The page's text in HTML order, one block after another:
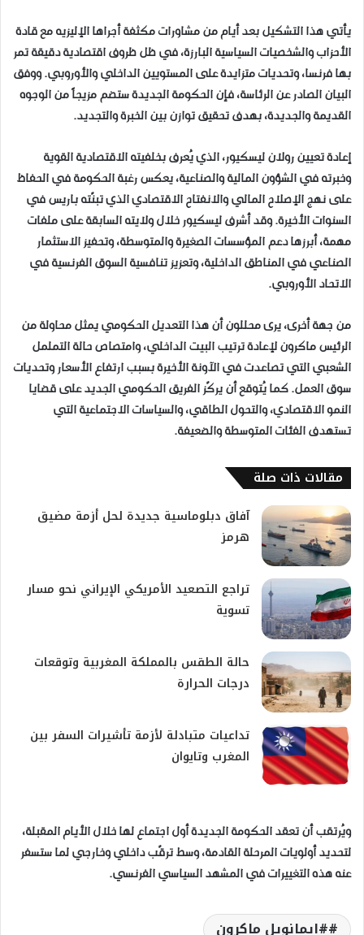
يأتي هذا التشكيل بعد أيام من مشاورات مكثفة أجراها الإليزيه مع قادة
الأحزاب والشخصيات السياسية البارزة، في ظل ظروف اقتصادية دقيقة تمر
بها فرنسا، وتحديات متزايدة على المستويين الداخلي والأوروبي. ووفق
البيان الصادر عن الرئاسة، فإن الحكومة الجديدة ستضم مزيجاً من الوجوه
القديمة والجديدة، بهدف تحقيق توازن بين الخبرة والتجديد.
إعادة تعيين رولان ليسكيور، الذي يُعرف بخلفيته الاقتصادية القوية
وخبرته في الشؤون المالية والصناعية، يعكس رغبة الحكومة في الحفاظ
على نهج الإصلاح المالي والانفتاح الاقتصادي الذي تبنّته باريس في
السنوات الأخيرة. وقد أشرف ليسكيور خلال ولايته السابقة على ملفات
مهمة، أبرزها دعم المؤسسات الصغيرة والمتوسطة، وتحفيز الاستثمار
الصناعي في المناطق الداخلية، وتعزيز تنافسية السوق الفرنسية في
الاتحاد الأوروبي.
من جهة أخرى، يرى محللون أن هذا التعديل الحكومي يمثل محاولة من
الرئيس ماكرون لإعادة ترتيب البيت الداخلي، وامتصاص حالة التململ
الشعبي التي تصاعدت في الآونة الأخيرة بسبب ارتفاع الأسعار وتحديات
سوق العمل. كما يُتوقع أن يركّز الفريق الحكومي الجديد على قضايا
النمو الاقتصادي، والتحول الطاقي، والسياسات الاجتماعية التي
تستهدف الفئات المتوسطة والضعيفة.
مقالات ذات صلة
آفاق دبلوماسية جديدة لحل أزمة مضيق
هرمز
تراجع التصعيد الأمريكي الإيراني نحو مسار
تسوية
حالة الطقس بالمملكة المغربية وتوقعات
درجات الحرارة
تداعيات متبادلة لأزمة تأشيرات السفر بين
المغرب وتايوان
ويُرتقب أن تعقد الحكومة الجديدة أول اجتماع لها خلال الأيام المقبلة،
لتحديد أولويات المرحلة القادمة، وسط ترقّب داخلي وخارجي لما ستسفر
عنه هذه التغييرات في المشهد السياسي الفرنسي.
#ايمانويل ماكرون